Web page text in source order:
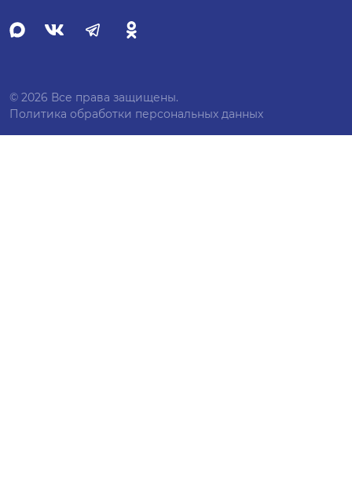
© 2026 Все права защищены.
Политика обработки персональных данных